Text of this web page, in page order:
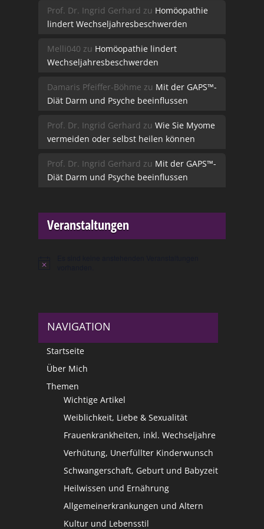
Prof. Dr. Ingrid Gerhard zu Homöopathie
lindert Wechseljahresbeschwerden
Melli040 zu Homöopathie lindert
Wechseljahresbeschwerden
Damaris Pfeiffer-Böhme zu Mit der GAPS™-
Diät Darm und Psyche beeinflussen
Prof. Dr. Ingrid Gerhard zu Wie Sie Myome
vermeiden oder selbst heilen können
Prof. Dr. Ingrid Gerhard zu Mit der GAPS™-
Diät Darm und Psyche beeinflussen
Veranstaltungen
Hinweis
NAVIGATION
Startseite
Über Mich
Themen
Wichtige Artikel
Weiblichkeit, Liebe & Sexualität
Frauenkrankheiten, inkl. Wechseljahre
Verhütung, Unerfüllter Kinderwunsch
Schwangerschaft, Geburt und Babyzeit
Heilwissen und Ernährung
Allgemeinerkrankungen und Altern
Kultur und Lebensstil